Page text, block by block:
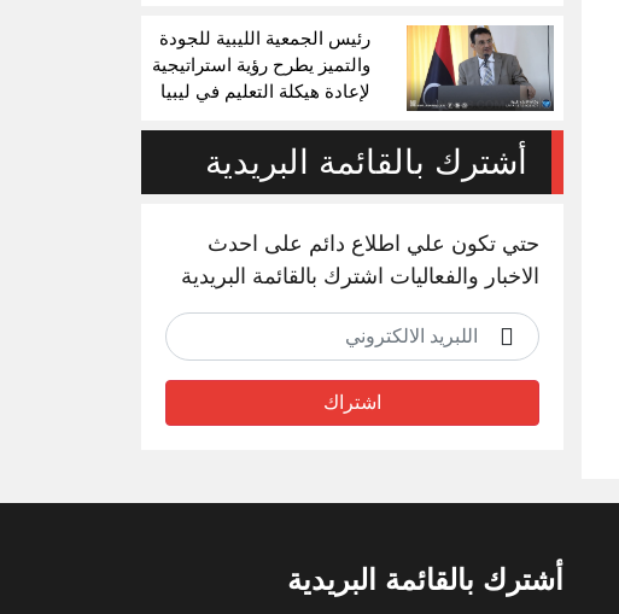
رئيس الجمعية الليبية للجودة
والتميز يطرح رؤية استراتيجية
لإعادة هيكلة التعليم في ليبيا
أشترك بالقائمة البريدية
حتي تكون علي اطلاع دائم على احدث
الاخبار والفعاليات اشترك بالقائمة البريدية
اشتراك
أشترك بالقائمة البريدية